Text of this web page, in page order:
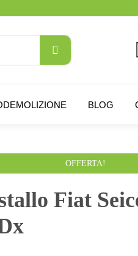
BLOG
OFFERTA!
IVA esclusa
Fiat